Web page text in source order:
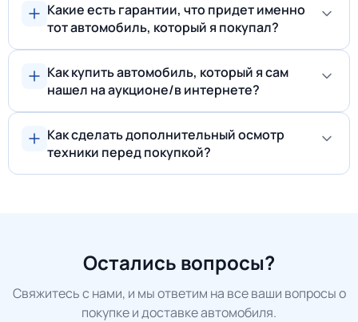
Какие есть гарантии, что придет именно
тот автомобиль, который я покупал?
Как купить автомобиль, который я сам
нашел на аукционе/в интернете?
Как сделать дополнительный осмотр
техники перед покупкой?
Остались вопросы?
Свяжитесь с нами, и мы ответим на все ваши вопросы о
покупке и доставке автомобиля.